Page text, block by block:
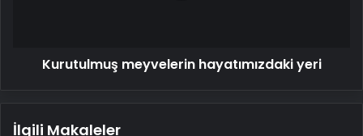
Kurutulmuş meyvelerin hayatımızdaki yeri
İlgili Makaleler